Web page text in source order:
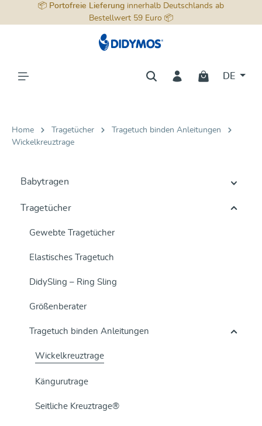
springen
📦 Portofreie Lieferung innerhalb Deutschlands ab
Bestellwert 59 Euro 📦
DE
Home Tragetücher
Tragetuch binden Anleitungen
Wickelkreuztrage
Babytragen
Tragetücher
Gewebte Tragetücher
Elastisches Tragetuch
DidySling – Ring Sling
Größenberater
Tragetuch binden Anleitungen
Wickelkreuztrage
Kängurutrage
Seitliche Kreuztrage®